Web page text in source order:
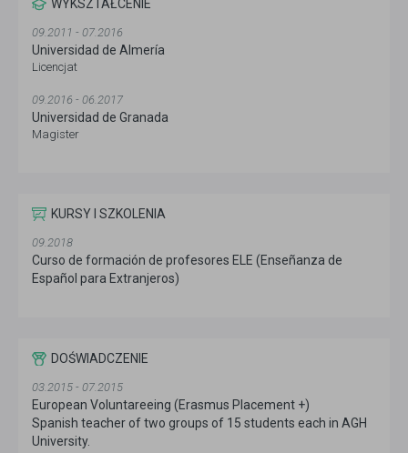
WYKSZTAŁCENIE
09.2011 - 07.2016
Universidad de Almería
Licencjat
09.2016 - 06.2017
Universidad de Granada
Magister
KURSY I SZKOLENIA
09.2018
Curso de formación de profesores ELE (Enseñanza de
Español para Extranjeros)
DOŚWIADCZENIE
03.2015 - 07.2015
European Voluntareeing (Erasmus Placement +)
Spanish teacher of two groups of 15 students each in AGH
University.